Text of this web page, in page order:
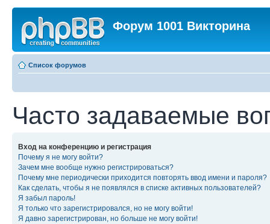
Форум 1001 Викторина
Список форумов
Часто задаваемые
Вход на конференцию и регистрация
Почему я не могу войти?
Зачем мне вообще нужно регистрироваться?
Почему мне периодически приходится повторять ввод имени и пароля?
Как сделать, чтобы я не появлялся в списке активных пользователей?
Я забыл пароль!
Я только что зарегистрировался, но не могу войти!
Я давно зарегистрирован, но больше не могу войти!